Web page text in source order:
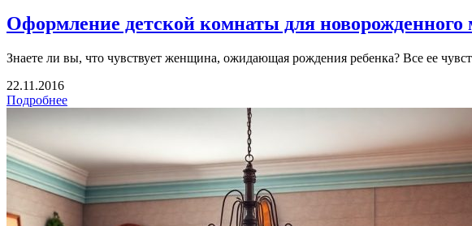
Оформление детской комнаты для
Знаете ли вы, что чувствует женщина, ожидающая рождения ребенка? Все ее
22.11.2016
Подробнее